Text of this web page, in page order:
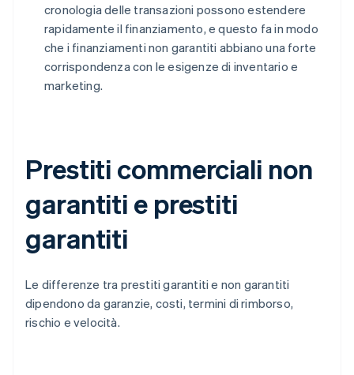
cronologia delle transazioni possono estendere
rapidamente il finanziamento, e questo fa in modo
che i finanziamenti non garantiti abbiano una forte
corrispondenza con le esigenze di inventario e
marketing.
Prestiti commerciali non
garantiti e prestiti
garantiti
Le differenze tra prestiti garantiti e non garantiti
dipendono da garanzie, costi, termini di rimborso,
rischio e velocità.